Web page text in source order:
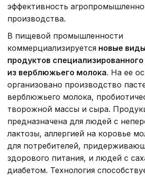
эффективность
производства.
В пищевой промышленности
коммерциализируется новые
продуктов
из верблюжьего молока. На ее
организовано производство
верблюжьего молока,
творожной массы и сыра.
предназначена для людей с
лактозы, аллергией на коровье
для потребителей,
здорового питания, и людей с
диабетом. Технология